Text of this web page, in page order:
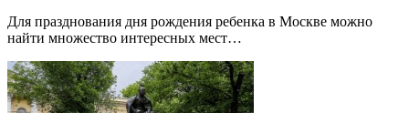
Для празднования дня рождения ребенка в Москве можно
найти множество интересных мест…